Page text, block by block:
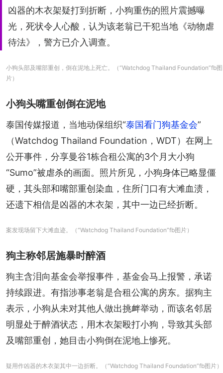
凶器的木衣架疑打到折断，小狗重伤的照片震撼曝
光，死状令人心酸，认为该老翁已干犯当地《动物虐
待法》，警方已介入调查。
小狗头部及嘴部重创，倒在泥地上死亡。（“Watchdog Thailand Foundation”fb图
片）
小狗头嘴重创倒在泥地
泰国传媒报道，当地动保组织“泰国看门狗基金会”
（Watchdog Thailand Foundation，WDT）在网上
公开事件，分享曼谷1栋合租公寓的3个月大小狗
“Sumo”被虐杀的画面。照片所见，小狗身体已略显僵
硬，其头部和嘴部重创染血，住所门口有大滩血渍，
还遗下相信是凶器的木衣架，其中一边已经折断。
案发现场留下大滩血迹。（“Watchdog Thailand Foundation”fb图片）
狗主称邻居施暴时醉酒
狗主含泪向基金会举报事件，基金会马上报警，承诺
持续跟进。有指涉事老翁是合租公寓的房东。据狗主
表示，小狗从未对其他人做出挑衅举动，而该名邻居
明显处于醉酒状态，用木衣架殴打小狗，导致其头部
及嘴部重创，她目击小狗倒在泥地上惨死。
疑用作凶器的木衣架其中一边折断。（“Watchdog Thailand Foundation”fb图片）